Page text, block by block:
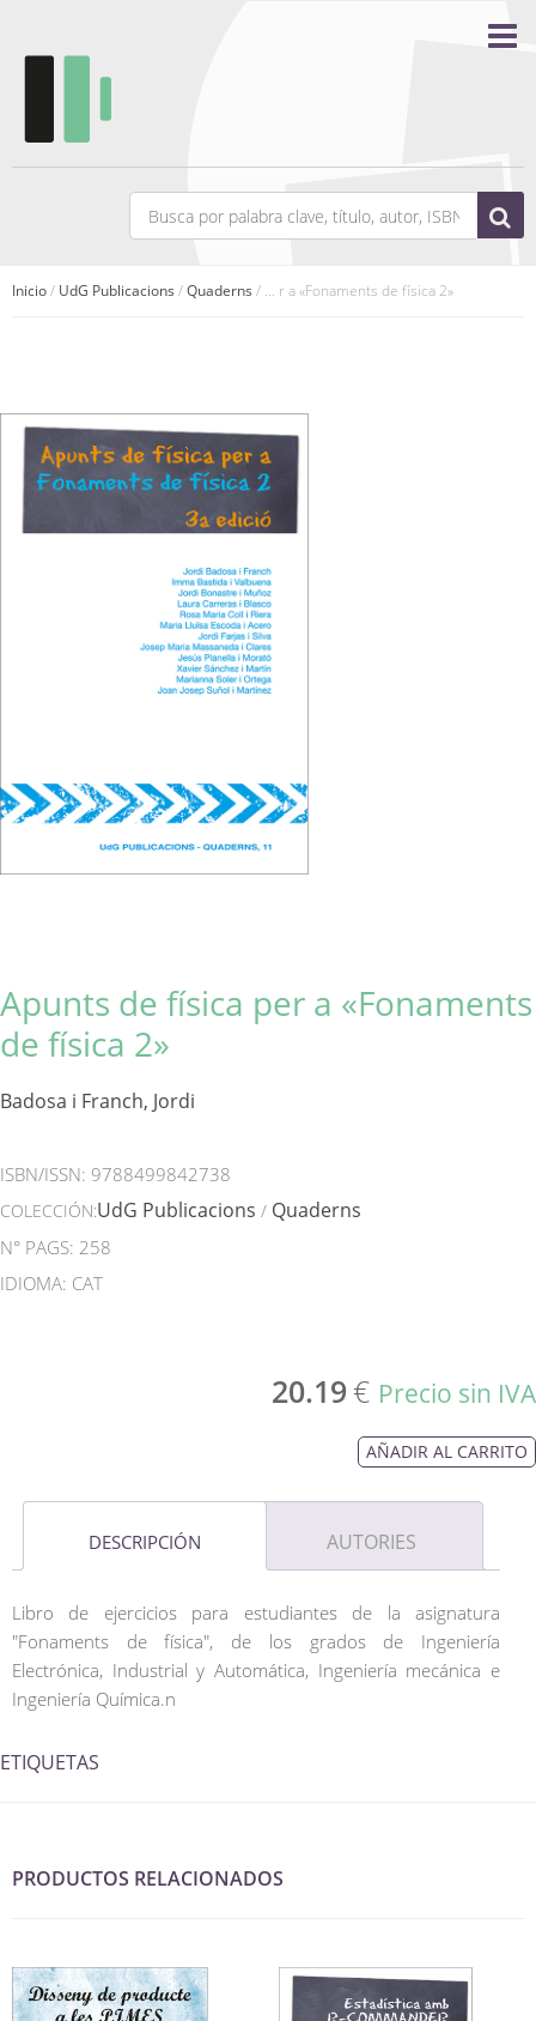
Inicio/ UdG Publicacions /Quaderns / ... r a «Fonaments de física 2»
Apunts de física per a «Fonaments
de física 2»
Badosa i Franch, Jordi
ISBN/ISSN: 9788499842738
COLECCIÓN:UdG Publicacions / Quaderns
N° PAGS: 258
IDIOMA: CAT
20.19 € Precio sin IVA
AÑADIR AL CARRITO
DESCRIPCIÓN AUTORIES
Libro de ejercicios para estudiantes de la asignatura
"Fonaments de física", de los grados de Ingeniería
Electrónica, Industrial y Automática, Ingeniería mecánica e
Ingeniería Química.n
ETIQUETAS
PRODUCTOS RELACIONADOS